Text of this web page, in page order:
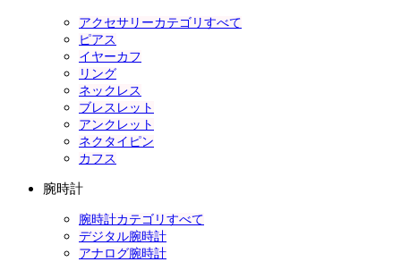
アクセサリーカテゴリすべて
ピアス
イヤーカフ
リング
ネックレス
ブレスレット
アンクレット
ネクタイピン
カフス
腕時計
腕時計カテゴリすべて
デジタル腕時計
アナログ腕時計